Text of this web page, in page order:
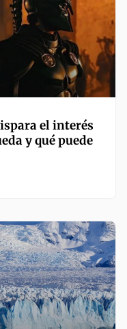
el interés
y qué puede